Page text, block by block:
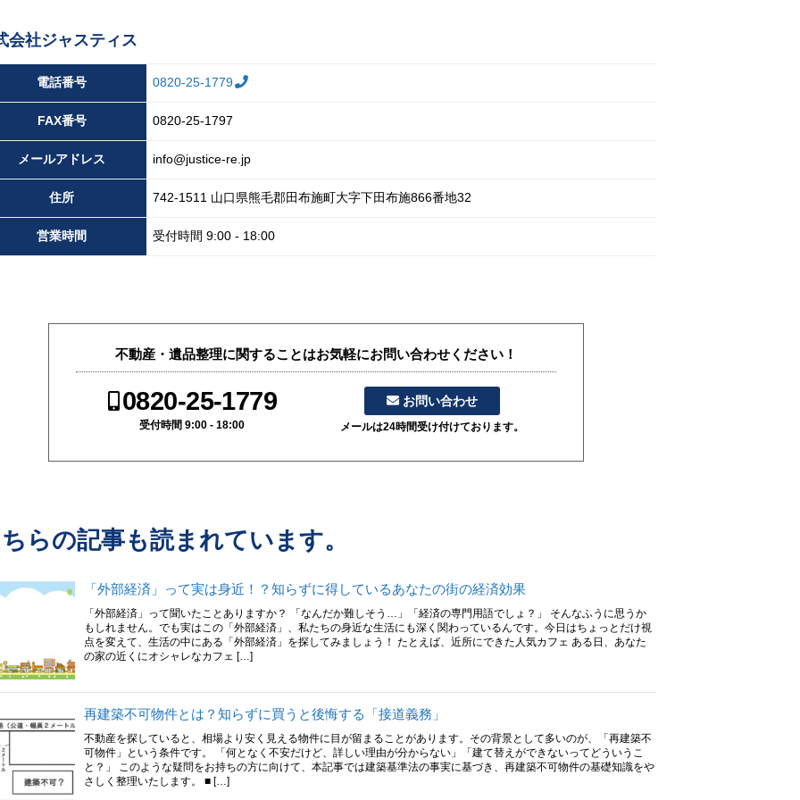
会社ジャスティス
電話番号 0820-25-1779
FAX番号 0820-25-1797
メールアドレス info@justice-re.jp
住所 742-1511 山口県熊毛郡田布施町大字下田布施866番地32
営業時間 受付時間 9:00 - 18:00
不動産・遺品整理に関することはお気軽にお問い合わせください！
0820-25-1779
受付時間 9:00 - 18:00
お問い合わせ
メールは24時間受け付けております。
らの記事も読まれています。
「外部経済」って実は身近！？知らずに得しているあなたの街の経済効果
「外部経済」って聞いたことありますか？ 「なんだか難しそう…」「経済の専門用語でしょ？」 そんなふうに思うか
もしれません。でも実はこの「外部経済」、私たちの身近な生活にも深く関わっているんです。今日はちょっとだけ視
点を変えて、生活の中にある「外部経済」を探してみましょう！ たとえば、近所にできた人気カフェ ある日、あなた
の家の近くにオシャレなカフェ […]
再建築不可物件とは？知らずに買うと後悔する「接道義務」
不動産を探していると、相場より安く見える物件に目が留まることがあります。その背景として多いのが、「再建築不
可物件」という条件です。 「何となく不安だけど、詳しい理由が分からない」「建て替えができないってどういうこ
と？」 このような疑問をお持ちの方に向けて、本記事では建築基準法の事実に基づき、再建築不可物件の基礎知識をや
さしく整理いたします。 ■ […]